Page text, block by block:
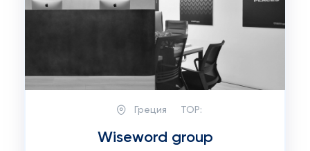
Греция TOP:
Wiseword group